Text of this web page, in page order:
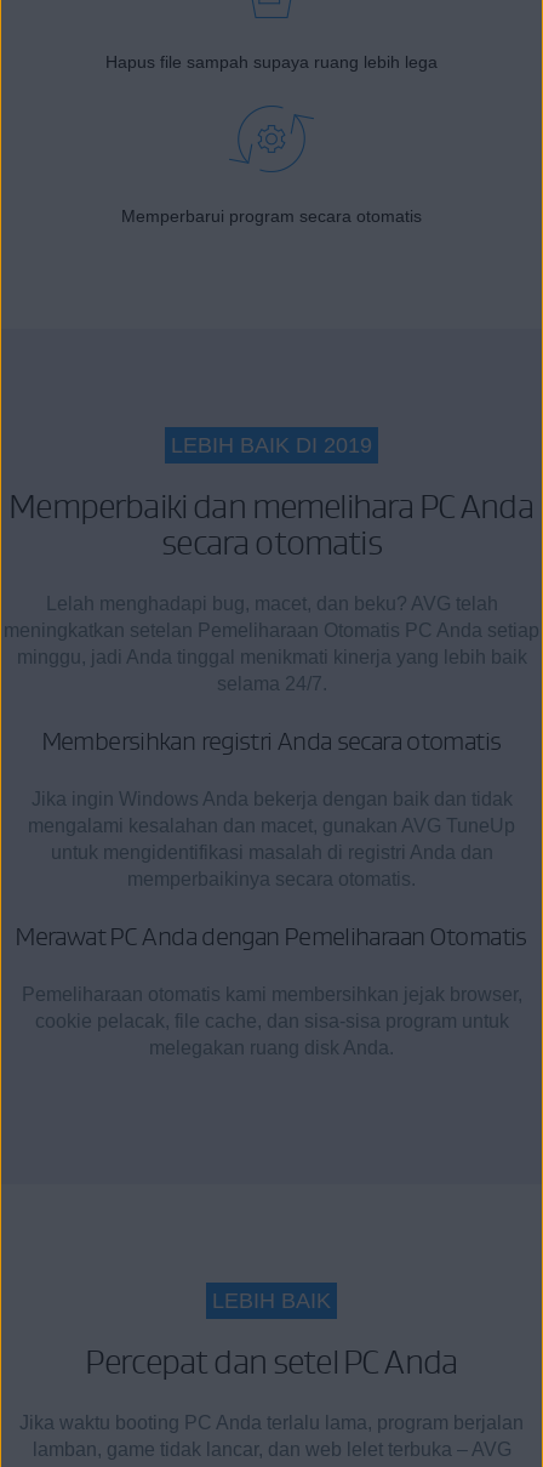
Hapus file sampah supaya ruang lebih lega
Memperbarui program secara otomatis
LEBIH BAIK DI 2019
Memperbaiki dan memelihara PC Anda
secara otomatis
Lelah menghadapi bug, macet, dan beku? AVG telah
meningkatkan setelan Pemeliharaan Otomatis PC Anda setiap
minggu, jadi Anda tinggal menikmati kinerja yang lebih baik
selama 24/7.
Membersihkan registri Anda secara otomatis
Jika ingin Windows Anda bekerja dengan baik dan tidak
mengalami kesalahan dan macet, gunakan AVG TuneUp
untuk mengidentifikasi masalah di registri Anda dan
memperbaikinya secara otomatis.
Merawat PC Anda dengan Pemeliharaan Otomatis
Pemeliharaan otomatis kami membersihkan jejak browser,
cookie pelacak, file cache, dan sisa-sisa program untuk
melegakan ruang disk Anda.
LEBIH BAIK
Percepat dan setel PC Anda
Jika waktu booting PC Anda terlalu lama, program berjalan
lamban, game tidak lancar, dan web lelet terbuka – AVG